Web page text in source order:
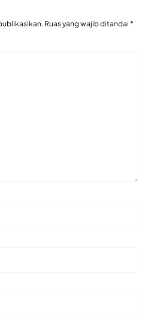
Ruas yang wajib ditandai *